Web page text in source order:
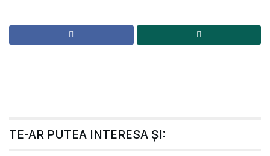
TE-AR PUTEA INTERESA ȘI: